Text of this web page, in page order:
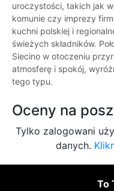
uroczystości, takich jak
komunie czy imprezy
kuchni polskiej i
świeżych składników.
Siecino w otoczeniu
atmosferę i spokój,
tego typu.
Oceny na
Tylko zalogowani
danych.
To